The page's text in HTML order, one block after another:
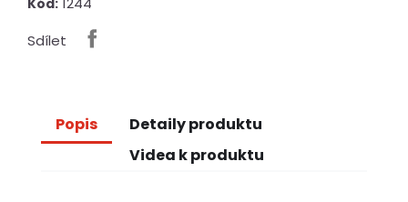
Kód:
Sdílet
Popis
Detaily produktu
Videa k produktu